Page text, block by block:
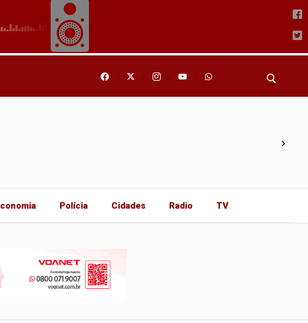
›
Polícia Cidades Radio TV